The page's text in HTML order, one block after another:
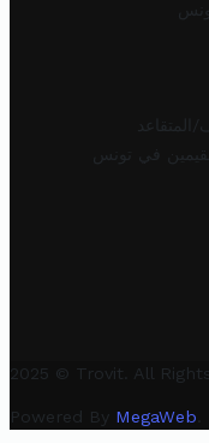
في تونس
2025 © Trovit. All
Powered By MegaWeb